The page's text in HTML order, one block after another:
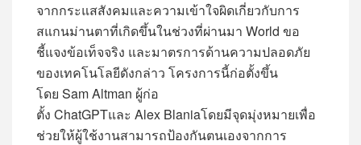
จากกระแสสังคมและความเข้าใจผิดเกี่ยวกับการ
สแกนม่านตาที่เกิดขึ้นในช่วงที่ผ่านมา World ขอ
ชี้แจงข้อเท็จจริง และมาตรการด้านความปลอดภัย
ของเทคโนโลยีดังกล่าว โครงการนี้ก่อตั้งขึ้น
โดย Sam Altman ผู้ก่อ
ตั้ง ChatGPTและ Alex Blaniaโดยมีจุดมุ่งหมายเพื่อ
ช่วยให้ผู้ใช้งานสามารถป้องกันตนเองจากการ